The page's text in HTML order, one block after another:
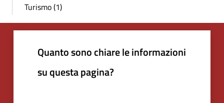
Turismo (1)
Quanto sono chiare le informazioni
su questa pagina?